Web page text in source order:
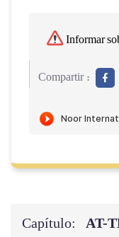
Informar
Compartir :
Capítulo: AT-